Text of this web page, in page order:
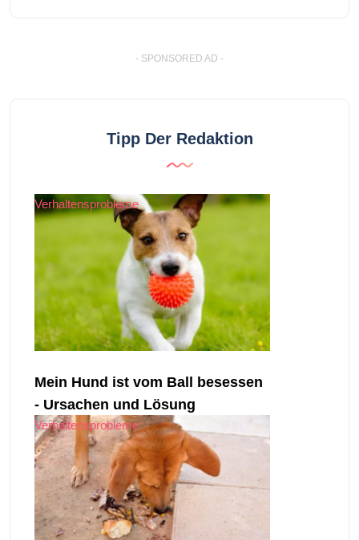
- SPONSORED AD -
Tipp Der Redaktion
Verhaltensprobleme
Mein Hund ist vom Ball besessen
- Ursachen und Lösung
Verhaltensprobleme